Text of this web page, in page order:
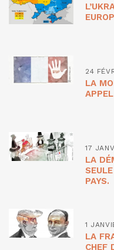
24
LA
17
LA
PAYS.
1
LA
CHEF